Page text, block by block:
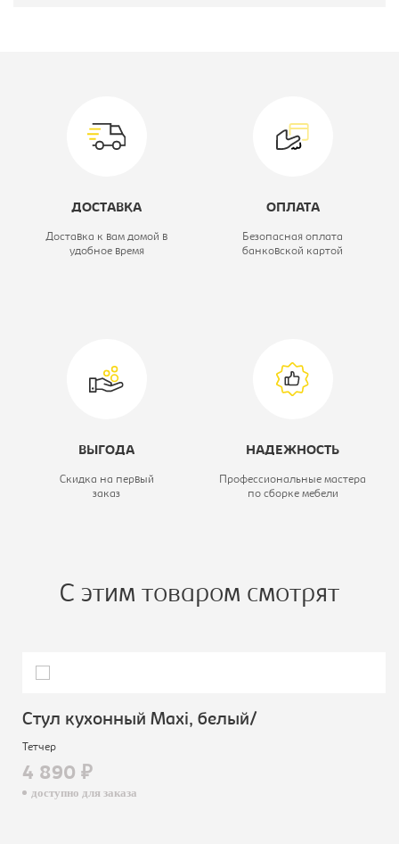
Стул кухонный
ДОСТАВКА
Доставка к вам домой в
удобное время
ОПЛАТА
Безопасная оплата
банковской картой
ВЫГОДА
Скидка на первый
заказ
НАДЕЖНОСТЬ
Профессиональные мастера
по сборке мебели
С этим товаром смотрят
Стул кухонный Махi, белый/
Тетчер
4 890 ₽
доступно для заказа